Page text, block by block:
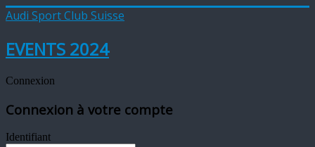
Audi Sport Club Suisse
EVENTS 2024
Connexion
Connexion à votre compte
Identifiant